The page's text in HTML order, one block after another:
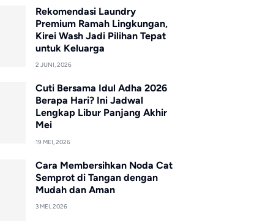
Rekomendasi Laundry
Premium Ramah Lingkungan,
Kirei Wash Jadi Pilihan Tepat
untuk Keluarga
2 JUNI, 2026
Cuti Bersama Idul Adha 2026
Berapa Hari? Ini Jadwal
Lengkap Libur Panjang Akhir
Mei
19 MEI, 2026
Cara Membersihkan Noda Cat
Semprot di Tangan dengan
Mudah dan Aman
3 MEI, 2026